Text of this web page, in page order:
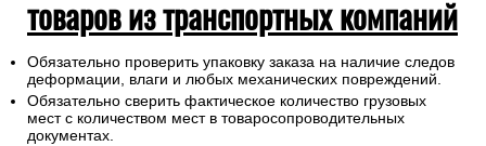
товаров из транспортных компаний
Обязательно проверить упаковку заказа на наличие следов
деформации, влаги и любых механических повреждений.
Обязательно сверить фактическое количество грузовых
мест с количеством мест в товаросопроводительных
документах.